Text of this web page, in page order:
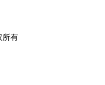
所有